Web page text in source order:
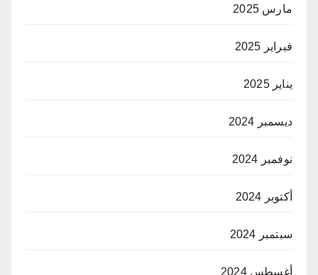
مارس 2025
فبراير 2025
يناير 2025
ديسمبر 2024
نوفمبر 2024
أكتوبر 2024
سبتمبر 2024
أغسطس 2024